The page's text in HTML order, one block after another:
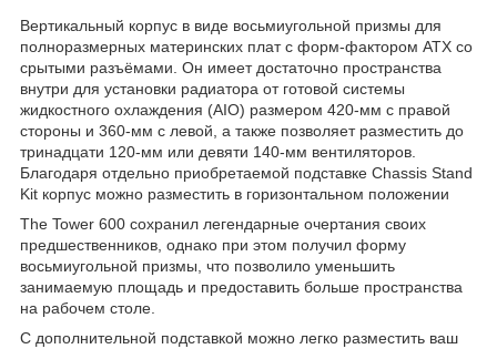
Вертикальный корпус в виде восьмиугольной призмы для
полноразмерных материнских плат с форм-фактором ATX со
срытыми разъёмами. Он имеет достаточно пространства
внутри для установки радиатора от готовой системы
жидкостного охлаждения (AIO) размером 420-мм с правой
стороны и 360-мм с левой, а также позволяет разместить до
тринадцати 120-мм или девяти 140-мм вентиляторов.
Благодаря отдельно приобретаемой подставке Chassis Stand
Kit корпус можно разместить в горизонтальном положении
The Tower 600 сохранил легендарные очертания своих
предшественников, однако при этом получил форму
восьмиугольной призмы, что позволило уменьшить
занимаемую площадь и предоставить больше пространства
на рабочем столе.
С дополнительной подставкой можно легко разместить ваш